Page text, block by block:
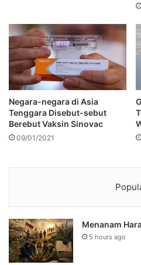
Negara-negara di Asia
Tenggara Disebut-sebut
Berebut Vaksin Sinovac
09/01/2021
Menanam
5 hours ago